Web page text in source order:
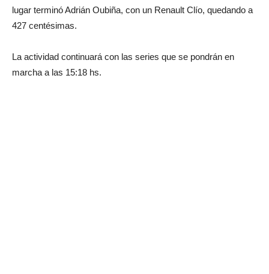
lugar terminó Adrián Oubiña, con un Renault Clío, quedando a
427 centésimas.
La actividad continuará con las series que se pondrán en
marcha a las 15:18 hs.